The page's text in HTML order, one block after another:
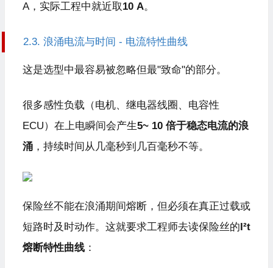
A，实际工程中就近取10 A。
2.3. 浪涌电流与时间 - 电流特性曲线
这是选型中最容易被忽略但最"致命"的部分。
很多感性负载（电机、继电器线圈、电容性
ECU）在上电瞬间会产生5~ 10 倍于稳态电流的浪
涌，持续时间从几毫秒到几百毫秒不等。
保险丝不能在浪涌期间熔断，但必须在真正过载或
短路时及时动作。这就要求工程师去读保险丝的I²t
熔断特性曲线：